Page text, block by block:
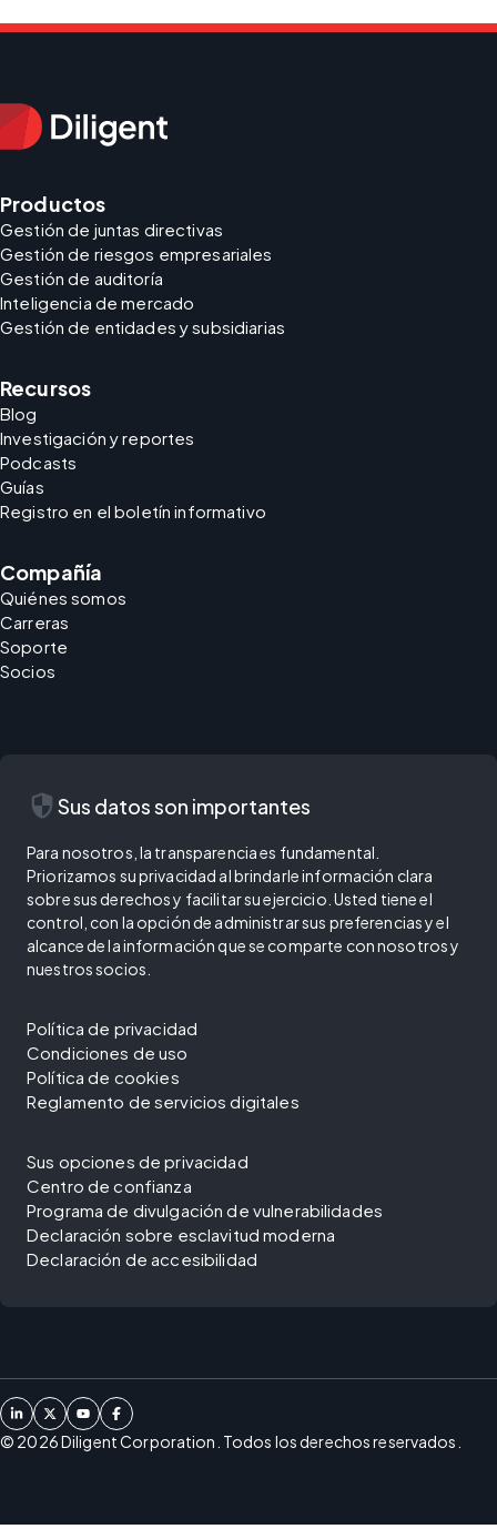
Productos
Gestión de juntas directivas
Gestión de riesgos empresariales
Gestión de auditoría
Inteligencia de mercado
Gestión de entidades y subsidiarias
Recursos
Blog
Investigación y reportes
Podcasts
Guías
Registro en el boletín informativo
Compañía
Quiénes somos
Carreras
Soporte
Socios
security Sus datos son importantes
Para nosotros, la transparencia es fundamental.
Priorizamos su privacidad al brindarle información clara
sobre sus derechos y facilitar su ejercicio. Usted tiene el
control, con la opción de administrar sus preferencias y el
alcance de la información que se comparte con nosotros y
nuestros socios.
Política de privacidad
Condiciones de uso
Política de cookies
Reglamento de servicios digitales
Sus opciones de privacidad
Centro de confianza
Programa de divulgación de vulnerabilidades
Declaración sobre esclavitud moderna
Declaración de accesibilidad
© 2026Diligent Corporation. Todos los derechos reservados.